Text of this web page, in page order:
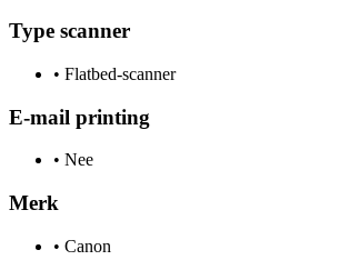
Type scanner
• Flatbed-scanner
E-mail printing
• Nee
Merk
• Canon